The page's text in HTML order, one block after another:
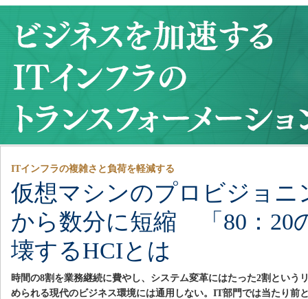
仮想マシンのプロビジョニ
から数分に短縮 「80：20
壊するHCIとは
ITインフラの複雑さと負荷を軽減する
時間の8割を業務継続に費やし、システム変革にはたった2割という
められる現代のビジネス環境には通用しない。IT部門では当たり前